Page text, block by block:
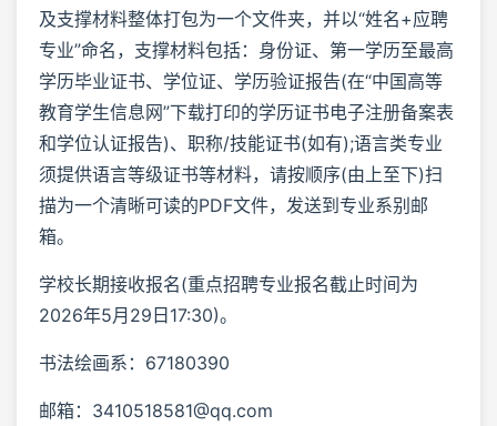
及支撑材料整体打包为一个文件夹，并以“姓名+应聘
专业”命名，支撑材料包括：身份证、第一学历至最高
学历毕业证书、学位证、学历验证报告(在“中国高等
教育学生信息网”下载打印的学历证书电子注册备案表
和学位认证报告)、职称/技能证书(如有);语言类专业
须提供语言等级证书等材料，请按顺序(由上至下)扫
描为一个清晰可读的PDF文件，发送到专业系别邮
箱。
学校长期接收报名(重点招聘专业报名截止时间为
2026年5月29日17:30)。
书法绘画系：67180390
邮箱：3410518581@qq.com